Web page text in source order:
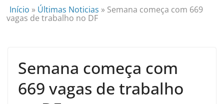
Início » Últimas Noticias » Semana começa com 669
vagas de trabalho no DF
Semana começa com
669 vagas de trabalho